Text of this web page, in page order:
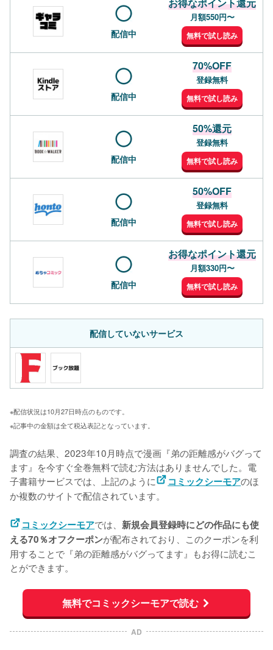
配信中
お得なポイント還元
月額550円〜
無料で試し読み
配信中
70%OFF
登録無料
無料で試し読み
配信中
50%還元
登録無料
無料で試し読み
配信中
50%OFF
登録無料
無料で試し読み
配信中
お得なポイント還元
月額330円〜
無料で試し読み
配信していないサービス
※配信状況は10月27日時点のものです。
※記事中の金額は全て税込表記となっています。
調査の結果、2023年10月時点で漫画『弟の距離感がバグって
ます』を今すぐ全巻無料で読む方法はありませんでした。電
子書籍サービスでは、上記のように
コミックシーモアのほ
か複数のサイトで配信されています。
コミックシーモアでは、 新規会員登録時にどの作品にも使
える70％オフクーポンが配布されており、このクーポンを利
用することで『弟の距離感がバグってます』もお得に読むこ
とができます。
無料でコミックシーモアで読む
AD